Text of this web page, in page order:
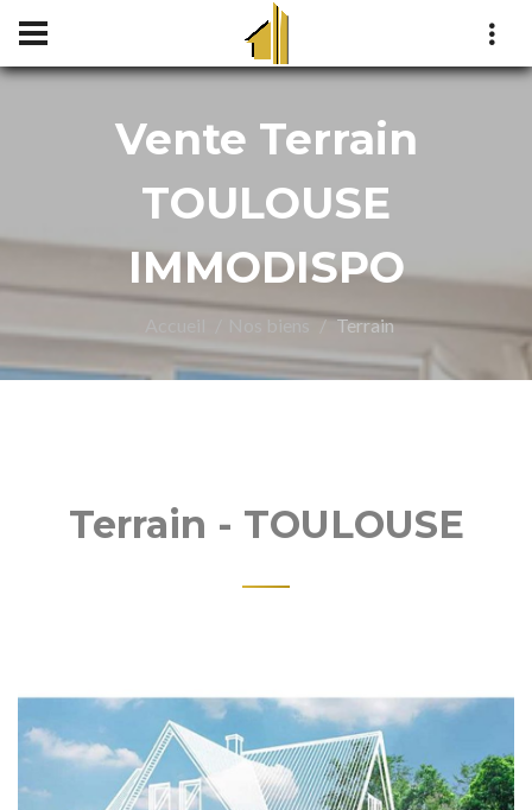
Vente Terrain
TOULOUSE
IMMODISPO
Nos biens Terrain
Terrain - TOULOUSE